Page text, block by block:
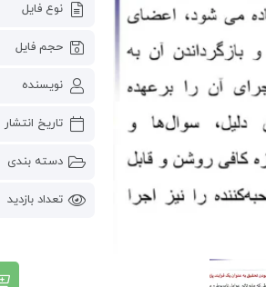
نوع فایل
حجم فایل
نویسنده
تاریخ انتشار
دسته بندی
تعداد بازدید